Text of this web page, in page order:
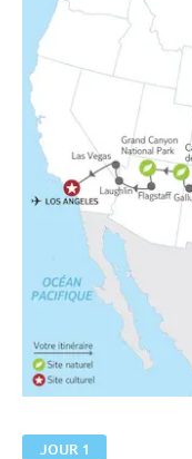
JOUR 1